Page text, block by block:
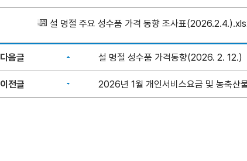
설 명절 주요 성수품 가격 동향 조사표
다음글 설 명절 성수품 가격동향(2026. 2. 12.)
이전글 2026년 1월 개인서비스요금 및 농축산